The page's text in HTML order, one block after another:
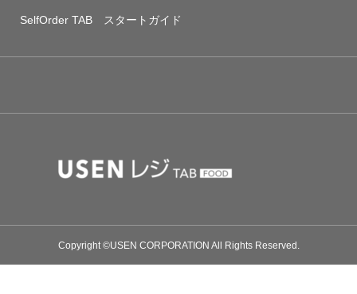
SelfOrder TAB スタートガイド
Copyright ©USEN CORPORATION All Rights Reserved.